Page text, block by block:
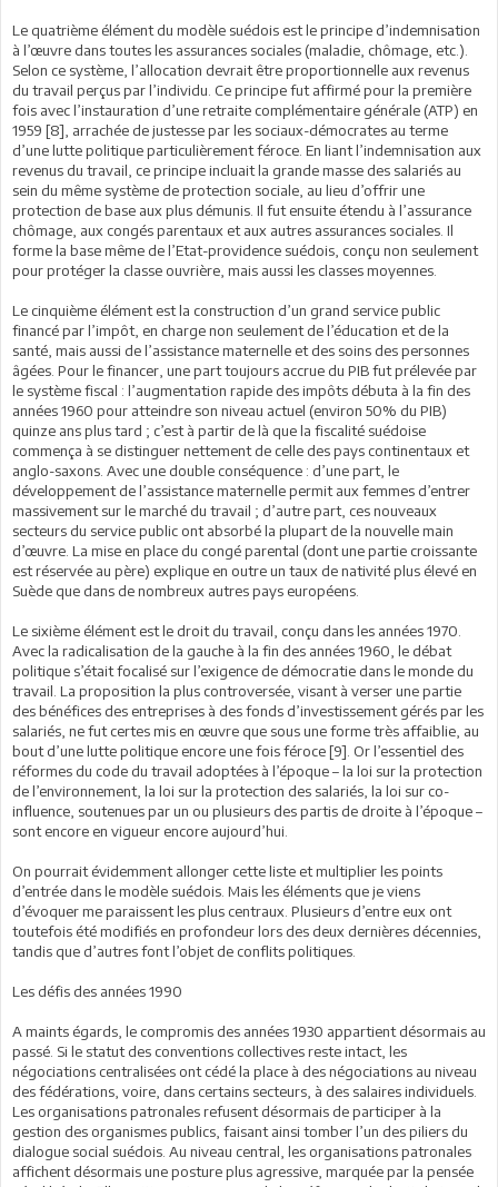
Le quatrième élément du modèle suédois est le principe d’indemnisation
à l’œuvre dans toutes les assurances sociales (maladie, chômage, etc.).
Selon ce système, l’allocation devrait être proportionnelle aux revenus
du travail perçus par l’individu. Ce principe fut affirmé pour la première
fois avec l’instauration d’une retraite complémentaire générale (ATP) en
1959 [8], arrachée de justesse par les sociaux-démocrates au terme
d’une lutte politique particulièrement féroce. En liant l’indemnisation aux
revenus du travail, ce principe incluait la grande masse des salariés au
sein du même système de protection sociale, au lieu d’offrir une
protection de base aux plus démunis. Il fut ensuite étendu à l’assurance
chômage, aux congés parentaux et aux autres assurances sociales. Il
forme la base même de l’Etat-providence suédois, conçu non seulement
pour protéger la classe ouvrière, mais aussi les classes moyennes.
Le cinquième élément est la construction d’un grand service public
financé par l’impôt, en charge non seulement de l’éducation et de la
santé, mais aussi de l’assistance maternelle et des soins des personnes
âgées. Pour le financer, une part toujours accrue du PIB fut prélevée par
le système fiscal : l’augmentation rapide des impôts débuta à la fin des
années 1960 pour atteindre son niveau actuel (environ 50% du PIB)
quinze ans plus tard ; c’est à partir de là que la fiscalité suédoise
commença à se distinguer nettement de celle des pays continentaux et
anglo-saxons. Avec une double conséquence : d’une part, le
développement de l’assistance maternelle permit aux femmes d’entrer
massivement sur le marché du travail ; d’autre part, ces nouveaux
secteurs du service public ont absorbé la plupart de la nouvelle main
d’œuvre. La mise en place du congé parental (dont une partie croissante
est réservée au père) explique en outre un taux de nativité plus élevé en
Suède que dans de nombreux autres pays européens.
Le sixième élément est le droit du travail, conçu dans les années 1970.
Avec la radicalisation de la gauche à la fin des années 1960, le débat
politique s’était focalisé sur l’exigence de démocratie dans le monde du
travail. La proposition la plus controversée, visant à verser une partie
des bénéfices des entreprises à des fonds d’investissement gérés par les
salariés, ne fut certes mis en œuvre que sous une forme très affaiblie, au
bout d’une lutte politique encore une fois féroce [9]. Or l’essentiel des
réformes du code du travail adoptées à l’époque – la loi sur la protection
de l’environnement, la loi sur la protection des salariés, la loi sur co-
influence, soutenues par un ou plusieurs des partis de droite à l’époque –
sont encore en vigueur encore aujourd’hui.
On pourrait évidemment allonger cette liste et multiplier les points
d’entrée dans le modèle suédois. Mais les éléments que je viens
d’évoquer me paraissent les plus centraux. Plusieurs d’entre eux ont
toutefois été modifiés en profondeur lors des deux dernières décennies,
tandis que d’autres font l’objet de conflits politiques.
Les défis des années 1990
A maints égards, le compromis des années 1930 appartient désormais au
passé. Si le statut des conventions collectives reste intact, les
négociations centralisées ont cédé la place à des négociations au niveau
des fédérations, voire, dans certains secteurs, à des salaires individuels.
Les organisations patronales refusent désormais de participer à la
gestion des organismes publics, faisant ainsi tomber l’un des piliers du
dialogue social suédois. Au niveau central, les organisations patronales
affichent désormais une posture plus agressive, marquée par la pensée